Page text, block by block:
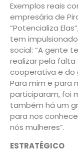
Exemplos reais
empresária de
“Potencializa
tem
social: “A gente
realizar pela falta
cooperativa e do
Para mim e para
participaram, foi
também há um
para nos
nós mulheres”.
ESTRATÉGICO